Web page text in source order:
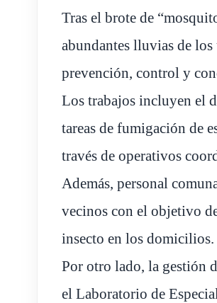
Tras el brote de
abundantes lluvias de
prevención, control y
Los trabajos incluyen el
tareas de fumigación de
través de operativos
Además, personal
vecinos con el objetivo
insecto en los domicilios.
Por otro lado, la gestión
el Laboratorio de